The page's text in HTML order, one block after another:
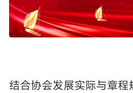
结合协会发展实际与章